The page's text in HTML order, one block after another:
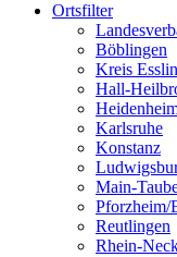
Ortsfilter
Böblingen
Kreis
Hall-
Karlsruhe
Konstanz
Main-
Pforzheim/
Reutlingen
Rhein-